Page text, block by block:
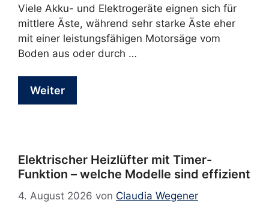
Viele Akku- und Elektrogeräte eignen sich für
mittlere Äste, während sehr starke Äste eher
mit einer leistungsfähigen Motorsäge vom
Boden aus oder durch …
Weiter
Elektrischer Heizlüfter mit Timer-
Funktion – welche Modelle sind effizient
4. August 2026 von Claudia Wegener